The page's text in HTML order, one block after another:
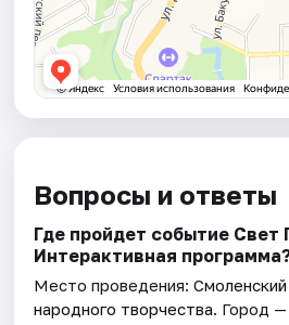
Вопросы и ответы
Где пройдет событие Свет
Интерактивная
Место проведения:
народного творчества. Город